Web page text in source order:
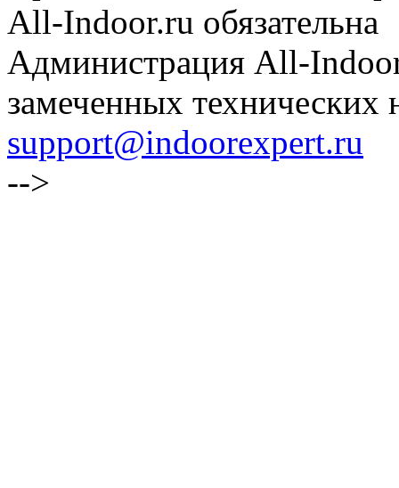
All-Indoor.ru обязательна
Администрация All-
замеченных технических
support@indoorexpert.ru
-->